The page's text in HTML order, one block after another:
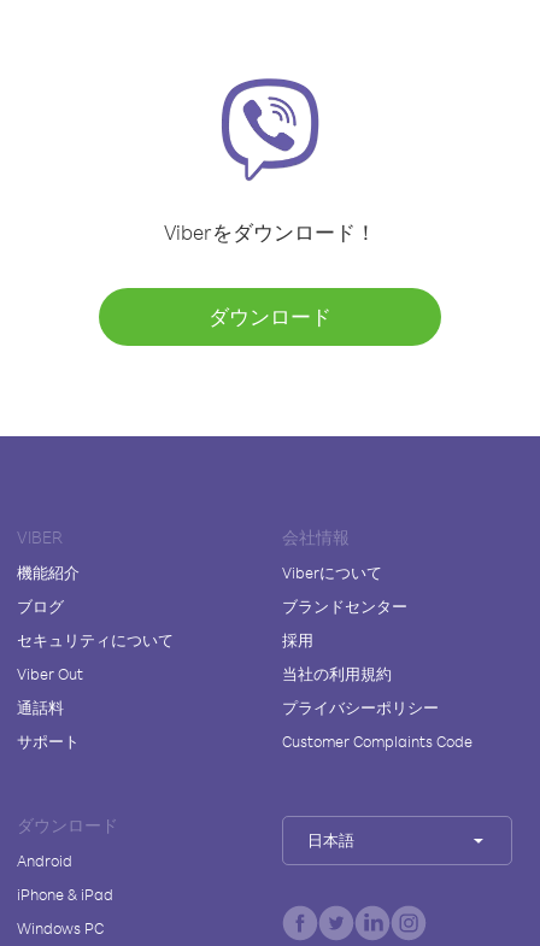
Viberをダウンロード！
ダウンロード
VIBER
機能紹介
ブログ
セキュリティについて
Viber Out
通話料
サポート
会社情報
Viberについて
ブランドセンター
採用
当社の利用規約
プライバシーポリシー
Customer Complaints Code
ダウンロード
Android
iPhone & iPad
Windows PC
日本語